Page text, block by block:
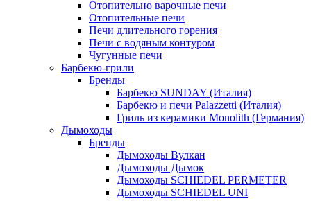
Отопительно варочные печи
Отопительные печи
Печи длительного горения
Печи с водяным контуром
Чугунные печи
Барбекю-грили
Бренды
Барбекю SUNDAY (Италия)
Барбекю и печи Palazzetti (Италия)
Гриль из керамики Monolith (Германия)
Дымоходы
Бренды
Дымоходы Вулкан
Дымоходы Дымок
Дымоходы SCHIEDEL PERMETER
Дымоходы SCHIEDEL UNI